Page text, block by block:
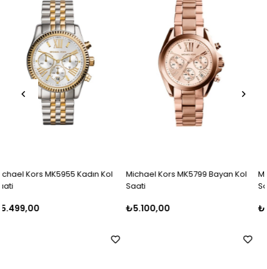
Michael Kors MK5799 Bayan Kol
₺5.100,00
Michael Kors MK5798 Bayan
₺5.500,00